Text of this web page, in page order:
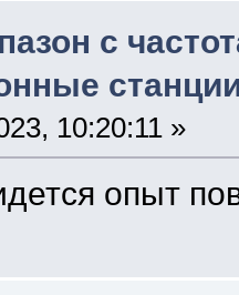
с
10:20:11 »
опыт